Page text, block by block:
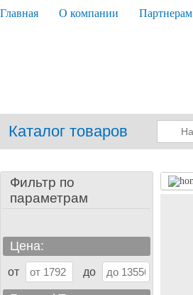
Главная О компании Партнерам
Каталог товаров
Фильтр по
параметрам
Цена:
от до